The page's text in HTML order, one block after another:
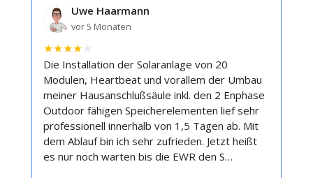
Uwe Haarmann
vor 5 Monaten
★★★★★
Die Installation der Solaranlage von 20
Modulen, Heartbeat und vorallem der Umbau
meiner Hausanschlußsäule inkl. den 2 Enphase
Outdoor fähigen Speicherelementen lief sehr
professionell innerhalb von 1,5 Tagen ab. Mit
dem Ablauf bin ich sehr zufrieden. Jetzt heißt
es nur noch warten bis die EWR den S…